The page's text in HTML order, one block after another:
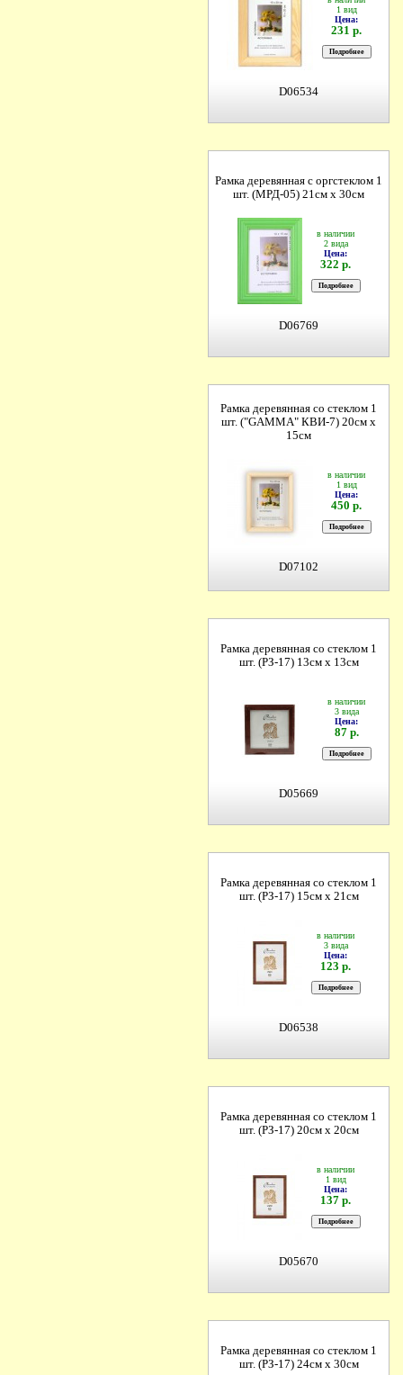
1 вид
Цена:
231 р.
D06534
Рамка деревянная с оргстеклом 1
шт. (МРД-05) 21см х 30см
в наличии
2 вида
Цена:
322 р.
D06769
Рамка деревянная со стеклом 1
шт. ("GAMMA" КВИ-7) 20см х
15см
в наличии
1 вид
Цена:
450 р.
D07102
Рамка деревянная со стеклом 1
шт. (РЗ-17) 13см х 13см
в наличии
3 вида
Цена:
87 р.
D05669
Рамка деревянная со стеклом 1
шт. (РЗ-17) 15см х 21см
в наличии
3 вида
Цена:
123 р.
D06538
Рамка деревянная со стеклом 1
шт. (РЗ-17) 20см х 20см
в наличии
1 вид
Цена:
137 р.
D05670
Рамка деревянная со стеклом 1
шт. (РЗ-17) 24см х 30см